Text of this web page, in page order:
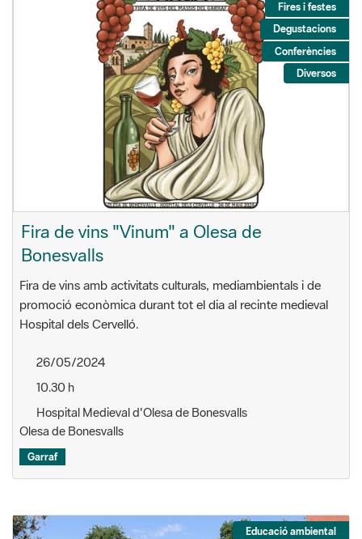
Fires i festes
Degustacions
Conferències
Diversos
Fira de vins "Vinum" a Olesa de
Bonesvalls
Fira de vins amb activitats culturals, mediambientals i de
promoció econòmica durant tot el dia al recinte medieval
Hospital dels Cervelló.
26/05/2024
10.30 h
Hospital Medieval d'Olesa de Bonesvalls
Olesa de Bonesvalls
Garraf
Educació ambiental